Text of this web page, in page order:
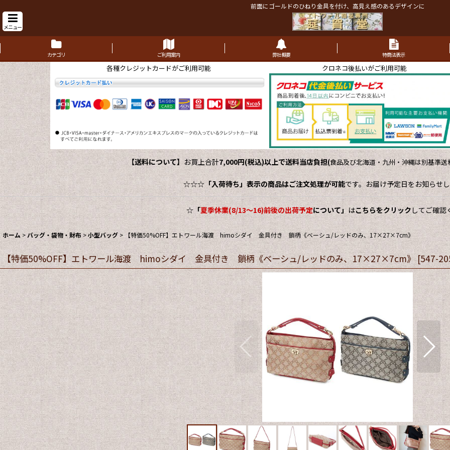
前面にゴールドのひねり金具を付け、高見え感のあるデザインに
メニュー
カテゴリ ご利用案内 弊社概要 特商法表示
各種クレジットカードがご利用可能 クロネコ後払いがご利用可能
【送料について】 お買上合計7,000円(税込)以上で送料当店負担(食品及び北海道・九州・沖縄は別基準送
☆☆☆ 「入荷待ち」表示の商品はご注文処理が可能です。お届け予定日をお知ら
☆ 「夏季休業(8/13～16)前後の出荷予定について」 はこちらをクリックしてご確
ホーム > バッグ・袋物・財布 >小型バッグ>【特価50%OFF】エトワール海渡 himoシダイ 金具付き 鎖柄《ベーシュ/レッドのみ、17×27×7cm》
【特価50%OFF】エトワール海渡 himoシダイ 金具付き 鎖柄《ベーシュ/レッドのみ、17×27×7cm》[547-